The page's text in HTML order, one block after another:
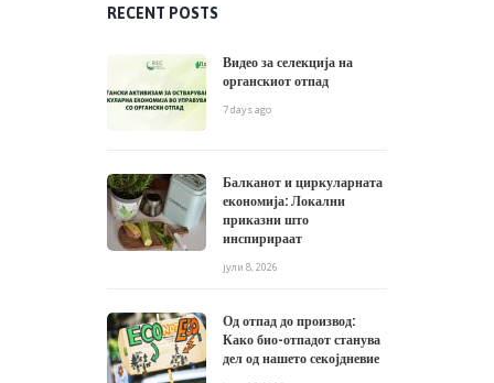
RECENT POSTS
Видео за селекција на
органскиот отпад
7 days ago
Балканот и циркуларната
економија: Локални
приказни што
инспирираат
јули 8, 2026
Од отпад до производ:
Како био-отпадот станува
дел од нашето секојдневие